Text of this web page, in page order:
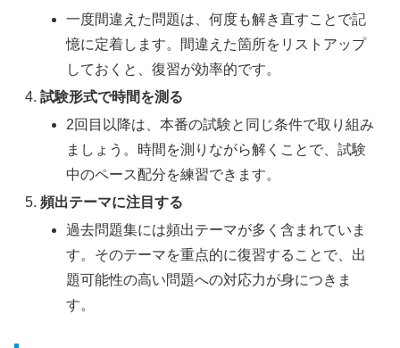
一度間違えた問題は、何度も解き直すことで記
憶に定着します。間違えた箇所をリストアップ
しておくと、復習が効率的です。
試験形式で時間を測る
2回目以降は、本番の試験と同じ条件で取り組み
ましょう。時間を測りながら解くことで、試験
中のペース配分を練習できます。
頻出テーマに注目する
過去問題集には頻出テーマが多く含まれていま
す。そのテーマを重点的に復習することで、出
題可能性の高い問題への対応力が身につきま
す。